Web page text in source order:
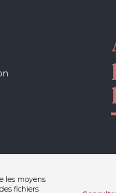
les moyens
fichiers